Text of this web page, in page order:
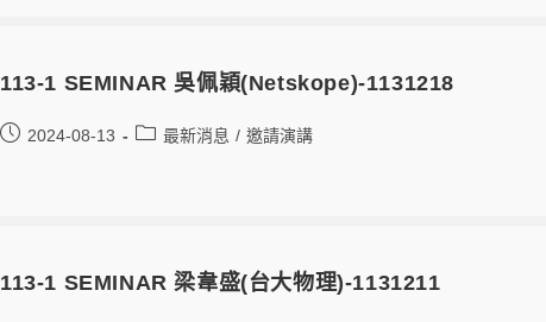
113-1 SEMINAR 吳佩穎(Netskope)-1131218
2024-08-13 最新消息 / 邀請演講
113-1 SEMINAR 梁韋盛(台大物理)-1131211